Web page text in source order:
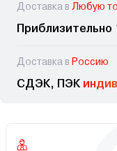
Доставка в Любую
Приблизительно
Доставка в Россию
СДЭК, ПЭК